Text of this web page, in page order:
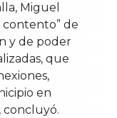
Miguel
contento” de
y de poder
que
en
concluyó.